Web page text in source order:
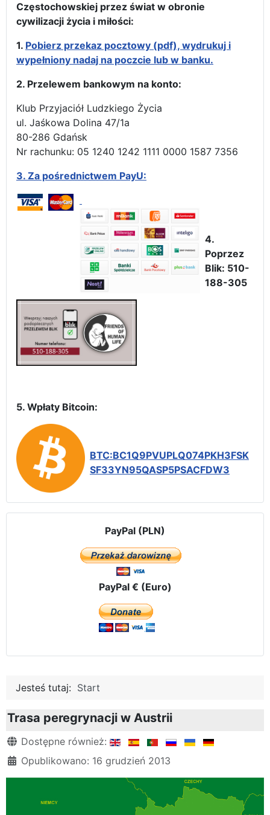
Częstochowskiej przez świat w obronie
cywilizacji życia i miłości:
1. Pobierz przekaz pocztowy (pdf), wydrukuj i
wypełniony nadaj na poczcie lub w banku.
2. Przelewem bankowym na konto:
Klub Przyjaciół Ludzkiego Życia
ul. Jaśkowa Dolina 47/1a
80-286 Gdańsk
Nr rachunku: 05 1240 1242 1111 0000 1587 7356
3. Za pośrednictwem PayU:
4.
Poprzez
Blik: 510-
188-305
5. Wpłaty Bitcoin:
BTC:BC1Q9PVUPLQ074PKH3FSK
SF33YN95QASP5PSACFDW3
PayPal (PLN)
PayPal € (Euro)
Jesteś tutaj: Start
Trasa peregrynacji w Austrii
Szczegóły
Dostępne również:
Opublikowano: 16 grudzień 2013